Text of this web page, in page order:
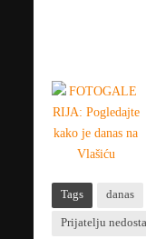
Tags danas
Prijatelju